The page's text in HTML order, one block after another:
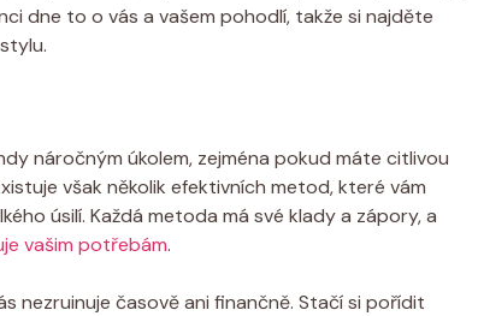
dne to o vás a vašem pohodlí, takže si najděte
náročným úkolem, zejména pokud máte citlivou
však několik efektivních metod, které vám
úsilí. Každá metoda má své klady a zápory, a
vašim potřebám.
nezruinuje časově ani finančně. Stačí si pořídit